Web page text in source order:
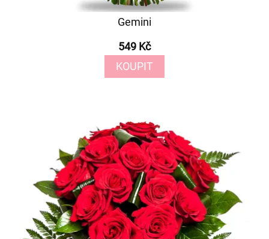
Gemini
549 Kč
KOUPIT